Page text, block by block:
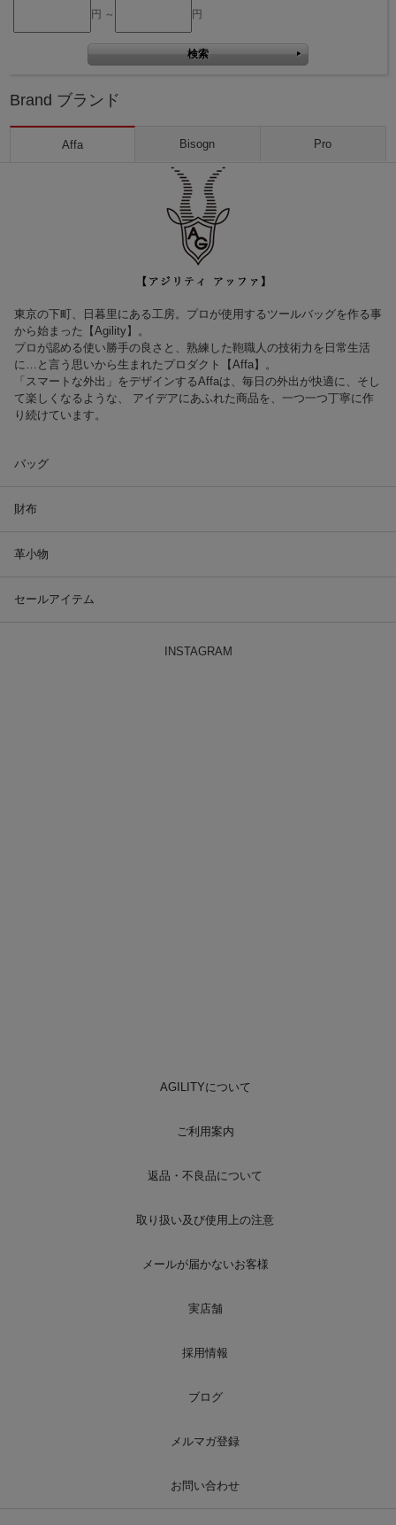
円 ～
円
Brand ブランド
Affa Bisogn Pro
東京の下町、日暮里にある工房。プロが使用するツールバッグを作る事
から始まった【Agility】。
プロが認める使い勝手の良さと、熟練した鞄職人の技術力を日常生活
に…と言う思いから生まれたプロダクト【Affa】。
「スマートな外出」をデザインするAffaは、毎日の外出が快適に、そし
て楽しくなるような、 アイデアにあふれた商品を、一つ一つ丁寧に作
り続けています。
バッグ
財布
革小物
セールアイテム
INSTAGRAM
AGILITYについて
ご利用案内
返品・不良品について
取り扱い及び使用上の注意
メールが届かないお客様
実店舗
採用情報
ブログ
メルマガ登録
お問い合わせ